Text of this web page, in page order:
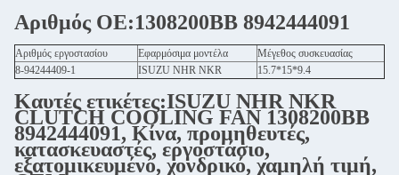
Αριθμός ΟΕ:1308200BB 8942444091
Αριθμός εργοστασίου Εφαρμόσιμα μοντέλα
Μέγεθος συσκευασίας
8-94244409-1
ISUZU NHR NKR 15.7*15*9.4
Καυτές ετικέτες:ISUZU NHR NKR
CLUTCH COOLING FAN 1308200BB
8942444091, Κίνα, προμηθευτές,
κατασκευαστές, εργοστάσιο,
εξατομικευμένο, χονδρικό, χαμηλή τιμή,